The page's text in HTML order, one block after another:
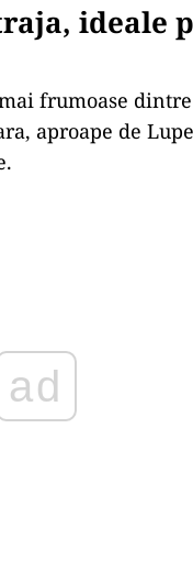
frumoase
aproape de